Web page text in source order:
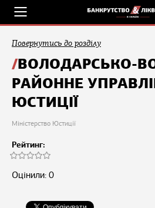
Повернутись до розділу
ВОЛОДАРСЬКО-
РАЙОННЕ
ЮСТИЦІЇ
Міністерство Юстиції
Рейтинг:
Оцінили: 0